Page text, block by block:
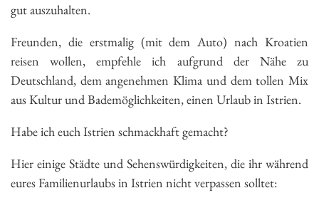
gut auszuhalten.
Freunden, die erstmalig (mit dem Auto) nach Kroatien
reisen wollen, empfehle ich aufgrund der Nähe zu
Deutschland, dem angenehmen Klima und dem tollen Mix
aus Kultur und Bademöglichkeiten, einen Urlaub in Istrien.
Habe ich euch Istrien schmackhaft gemacht?
Hier einige Städte und Sehenswürdigkeiten, die ihr während
eures Familienurlaubs in Istrien nicht verpassen solltet: